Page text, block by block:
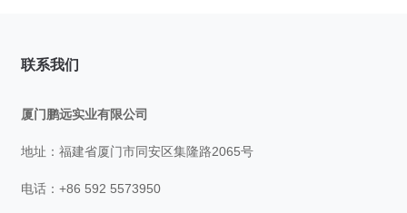
联系我们
厦门鹏远实业有限公司
地址：福建省厦门市同安区集隆路2065号
电话：+86 592 5573950